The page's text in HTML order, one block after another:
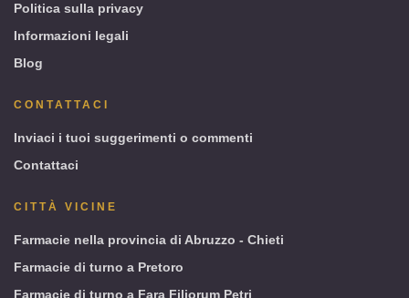
Politica sulla privacy
Informazioni legali
Blog
CONTATTACI
Inviaci i tuoi suggerimenti o commenti
Contattaci
CITTÀ VICINE
Farmacie nella provincia di Abruzzo - Chieti
Farmacie di turno a Pretoro
Farmacie di turno a Fara Filiorum Petri